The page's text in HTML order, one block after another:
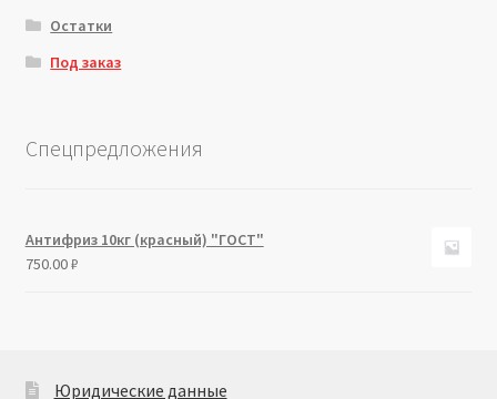
Остатки
Под заказ
Спецпредложения
Антифриз 10кг (красный) "ГОСТ"
750.00₽
Юридические данные